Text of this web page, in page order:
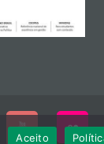
Aceito